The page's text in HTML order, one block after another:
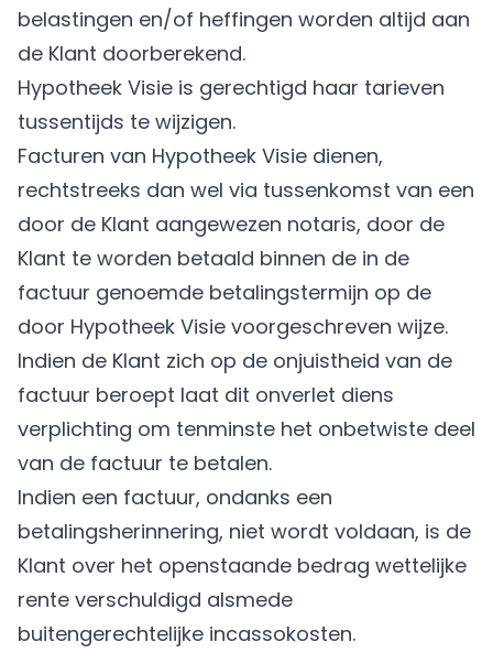
belastingen en/of heffingen worden altijd aan
de Klant doorberekend.
Hypotheek Visie is gerechtigd haar tarieven
tussentijds te wijzigen.
Facturen van Hypotheek Visie dienen,
rechtstreeks dan wel via tussenkomst van een
door de Klant aangewezen notaris, door de
Klant te worden betaald binnen de in de
factuur genoemde betalingstermijn op de
door Hypotheek Visie voorgeschreven wijze.
Indien de Klant zich op de onjuistheid van de
factuur beroept laat dit onverlet diens
verplichting om tenminste het onbetwiste deel
van de factuur te betalen.
Indien een factuur, ondanks een
betalingsherinnering, niet wordt voldaan, is de
Klant over het openstaande bedrag wettelijke
rente verschuldigd alsmede
buitengerechtelijke incassokosten.